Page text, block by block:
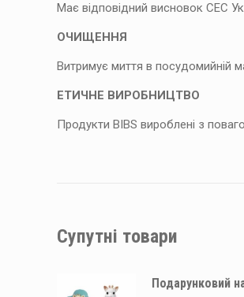
Має відповідний висновок СЕС
ОЧИЩЕННЯ
Витримує миття в посудомийній
ЕТИЧНЕ ВИРОБНИЦТВО
Продукти BIBS вироблені з
Супутні товари
Подарунковий